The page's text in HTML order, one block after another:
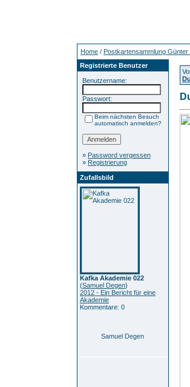
Home / Postkartensammlung Günter
Registrierte Benutzer
Benutzername:
Passwort:
Beim nächsten Besuch
automatisch anmelden?
» Password vergessen
» Registrierung
Zufallsbild
Kafka Akademie 022
(Samuel Degen)
2012 - Ein Bericht für eine
Akademie
Kommentare: 0
Samuel Degen